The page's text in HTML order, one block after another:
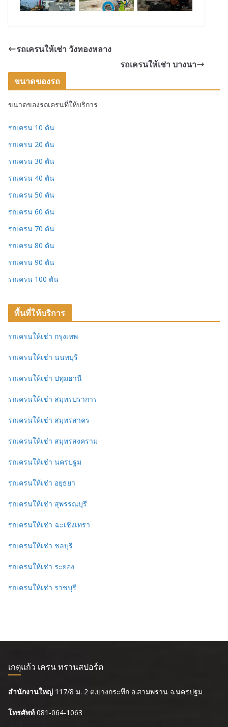
รถเครนให้เช่า วังทองหลาง
รถเครนให้เช่า บางนา
ขนาดของรถ
ขนาดของรถเครนที่ให้บริการ
รถเครน 10 ตัน
รถเครน 20 ตัน
รถเครน 30 ตัน
รถเครน 40 ตัน
รถเครน 50 ตัน
รถเครน 60 ตัน
รถเครน 70 ตัน
รถเครน 80 ตัน
รถเครน 90 ตัน
รถเครน 100 ตัน
พื้นที่ให้บริการ
รถเครนให้เช่า กรุงเทพ
รถเครนให้เช่า นนทบุรี
รถเครนให้เช่า ปทุมธานี
รถเครนให้เช่า สมุทรปราการ
รถเครนให้เช่า สมุทรสาคร
รถเครนให้เช่า สมุทรสงคราม
รถเครนให้เช่า นครปฐม
รถเครนให้เช่า อยุธยา
รถเครนให้เช่า สุพรรณบุรี
รถเครนให้เช่า ฉะเชิงเทรา
รถเครนให้เช่า ชลบุรี
รถเครนให้เช่า ระยอง
รถเครนให้เช่า ราชบุรี
เกตุแก้ว เครน ทรานสปอร์ต
สำนักงานใหญ่ 117/8 ม. 2 ต.บางกระทึก อ.สามพราน จ.นครปฐม
โทรศัพท์ 081-064-1063